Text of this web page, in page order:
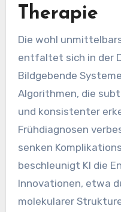
Therapie
Die wohl
entfaltet sich in der
Bildgebende
Algorithmen, die
und konsistenter
Frühdiagnosen
senken
beschleunigt KI die
Innovationen, etwa
molekularer